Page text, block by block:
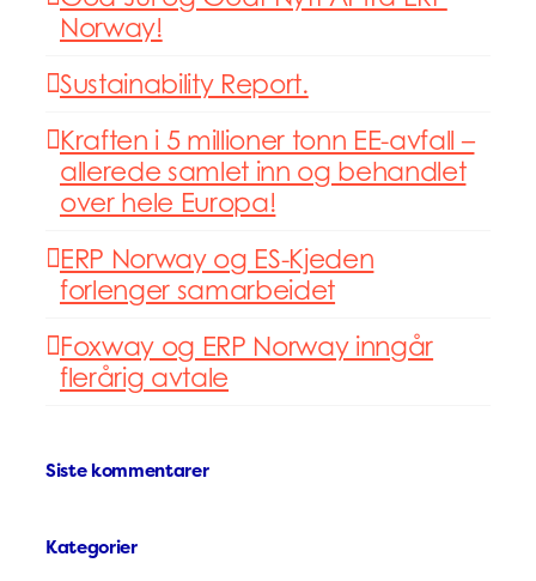
Norway!
Sustainability Report.
Kraften i 5 millioner tonn EE-avfall –
allerede samlet inn og behandlet
over hele Europa!
ERP Norway og ES-Kjeden
forlenger samarbeidet
Foxway og ERP Norway inngår
flerårig avtale
Siste kommentarer
Kategorier